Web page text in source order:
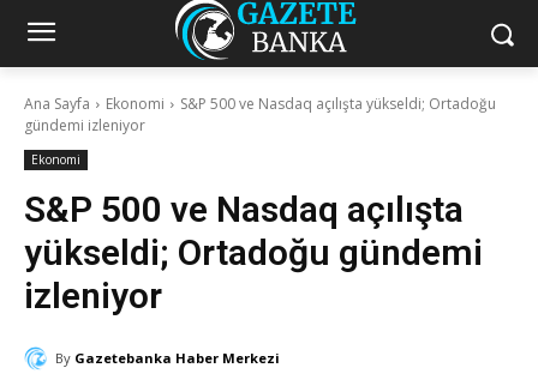
Ana Sayfa Ekonomi
S&P 500 ve Nasdaq açılışta yükseldi; Ortadoğu
gündemi izleniyor
Ekonomi
S&P 500 ve Nasdaq açılışta
yükseldi; Ortadoğu gündemi
izleniyor
By Gazetebanka Haber Merkezi